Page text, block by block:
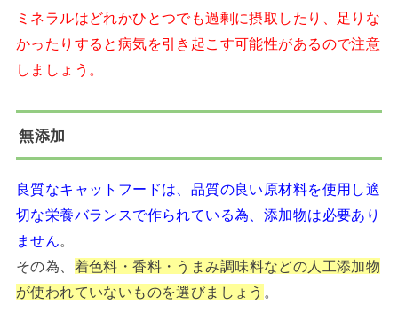
ミネラルはどれかひとつでも過剰に摂取したり、足りな
かったりすると病気を引き起こす可能性があるので注意
しましょう。
無添加
良質なキャットフードは、品質の良い原材料を使用し適
切な栄養バランスで作られている為、添加物は必要あり
ません。
その為、 着色料・香料・うまみ調味料などの人工添加物
が使われていないものを選びましょう 。